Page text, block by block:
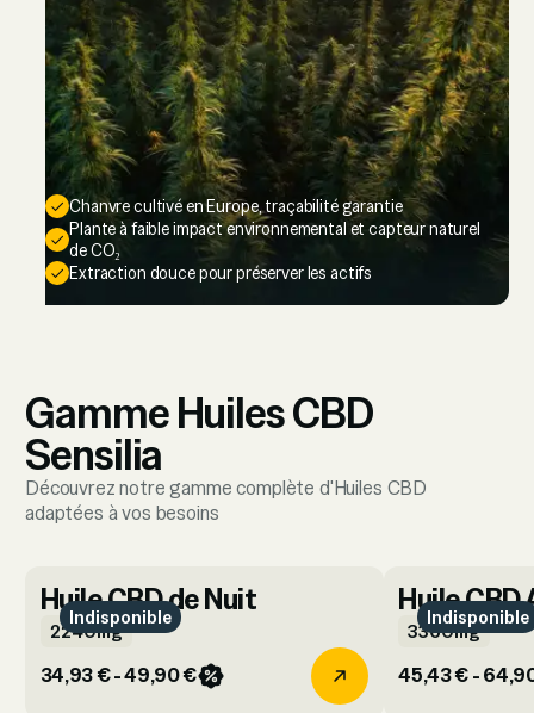
Chanvre cultivé en Europe, traçabilité garantie
Plante à faible impact environnemental et capteur naturel
de CO₂
Extraction douce pour préserver les actifs
Gamme Huiles CBD
Sensilia
Découvrez notre gamme complète d'Huiles CBD
adaptées à vos besoins
Indisponible
Huile CBD de Nuit
2240mg
34,93 € - 49,90 €
Indisponible
Huile
3360mg
45,43 € -